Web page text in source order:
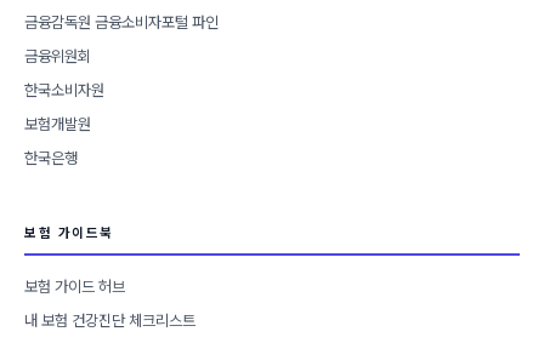
금융감독원 금융소비자포털 파인
금융위원회
한국소비자원
보험개발원
한국은행
보험 가이드북
보험 가이드 허브
내 보험 건강진단 체크리스트